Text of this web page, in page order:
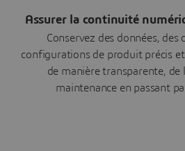
Assurer la continuité
Conservez des données, des
configurations de produit précis
de manière transparente, de
maintenance en passant